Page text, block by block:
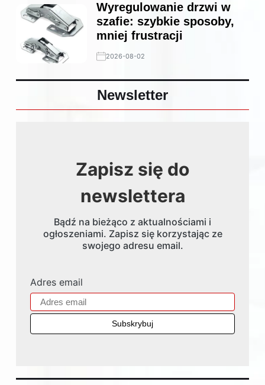
Wyregulowanie drzwi w
szafie: szybkie sposoby,
mniej frustracji
2026-08-02
Newsletter
Zapisz się do
newslettera
Bądź na bieżąco z aktualnościami i
ogłoszeniami. Zapisz się korzystając ze
swojego adresu email.
Adres email